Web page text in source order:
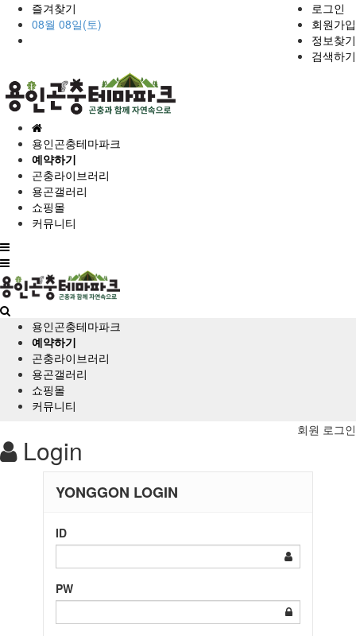
즐겨찾기
08월 08일(토)
로그인
회원가입
정보찾기
검색하기
홈
으
로
용인곤충테마파크
예약하기
곤충라이브러리
용곤갤러리
쇼핑몰
커뮤니티
전
체
메
뉴
용인곤충테마파크
예약하기
곤충라이브러리
용곤갤러리
쇼핑몰
커뮤니티
Login
회원 로그인
YONGGON LOGIN
ID
PW